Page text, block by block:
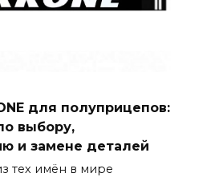
для полуприцепов:
выбору,
и замене деталей
тех имён в мире